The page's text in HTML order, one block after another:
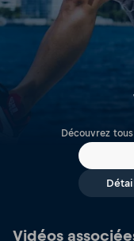
Découvrez
Vidéos